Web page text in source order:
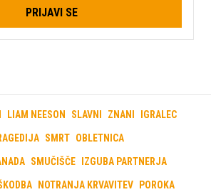
PRIJAVI SE
LIAM NEESON SLAVNI ZNANI IGRALEC
SMRT OBLETNICA
SMUČIŠČE IZGUBA PARTNERJA
NOTRANJA KRVAVITEV POROKA